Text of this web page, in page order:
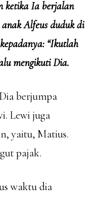
ketika Ia berjalan
Alfeus duduk di
“Ikutlah
mengikuti Dia.
berjumpa
Lewi juga
yaitu, Matius.
pajak.
waktu dia